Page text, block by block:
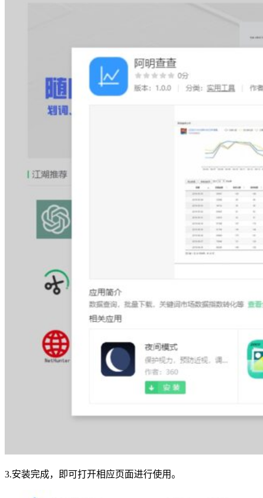
3.安装完成，即可打开相应页面进行使用。